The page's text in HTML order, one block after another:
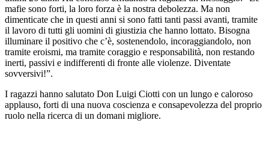
mafie sono forti, la loro forza è la nostra debolezza. Ma non
dimenticate che in questi anni si sono fatti tanti passi avanti, tramite
il lavoro di tutti gli uomini di giustizia che hanno lottato. Bisogna
illuminare il positivo che c’è, sostenendolo, incoraggiandolo, non
tramite eroismi, ma tramite coraggio e responsabilità, non restando
inerti, passivi e indifferenti di fronte alle violenze. Diventate
sovversivi!”.
I ragazzi hanno salutato Don Luigi Ciotti con un lungo e caloroso
applauso, forti di una nuova coscienza e consapevolezza del proprio
ruolo nella ricerca di un domani migliore.